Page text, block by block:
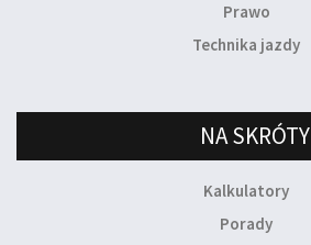
Prawo
Technika jazdy
NA SKRÓTY
Kalkulatory
Porady